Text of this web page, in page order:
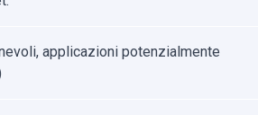
applicazioni potenzialmente